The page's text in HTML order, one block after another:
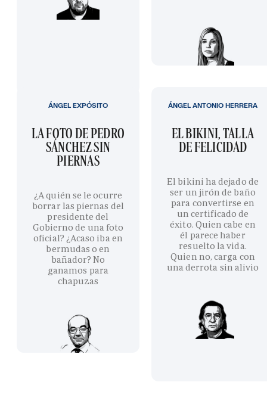
LA FOTO DE PEDRO
SÁNCHEZ SIN
PIERNAS
¿A quién se le ocurre
borrar las piernas del
presidente del
Gobierno de una foto
oficial? ¿Acaso iba en
bermudas o en
bañador? No
ganamos para
chapuzas
ÁNGEL EXPÓSITO
EL BIKINI, TALLA
DE FELICIDAD
El bikini ha dejado de
ser un jirón de baño
para convertirse en
un certificado de
éxito. Quien cabe en
él parece haber
resuelto la vida.
Quien no, carga con
una derrota sin alivio
ÁNGEL ANTONIO HERRERA